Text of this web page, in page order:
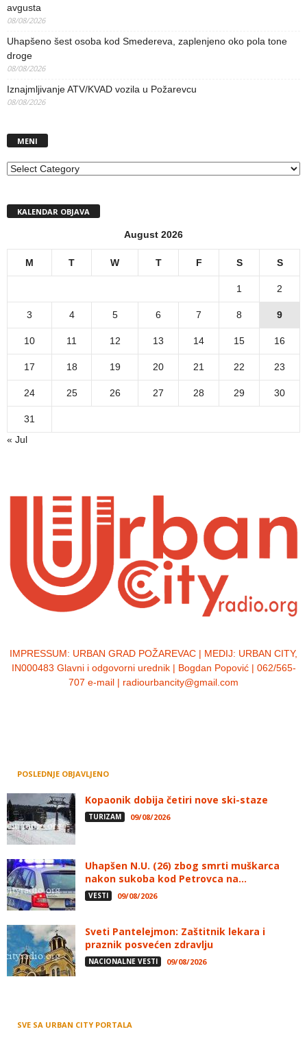
avgusta
08/08/2026
Uhapšeno šest osoba kod Smedereva, zaplenjeno oko pola tone
droge
08/08/2026
Iznajmljivanje ATV/KVAD vozila u Požarevcu
08/08/2026
MENI
MENI
KALENDAR OBJAVA
August 2026
M T W T F S S
1 2
3 4 5 6 7 8 9
10 11 12 13 14 15 16
17 18 19 20 21 22 23
24 25 26 27 28 29 30
31
« Jul
IMPRESSUM: URBAN GRAD POŽAREVAC | MEDIJ: URBAN CITY,
IN000483 Glavni i odgovorni urednik | Bogdan Popović | 062/565-
707 e-mail | radiourbancity@gmail.com
POSLEDNJE OBJAVLJENO
Kopaonik dobija četiri nove ski-staze
TURIZAM 09/08/2026
Uhapšen N.U. (26) zbog smrti muškarca
nakon sukoba kod Petrovca na...
VESTI 09/08/2026
Sveti Pantelejmon: Zaštitnik lekara i
praznik posvećen zdravlju
NACIONALNE VESTI 09/08/2026
SVE SA URBAN CITY PORTALA